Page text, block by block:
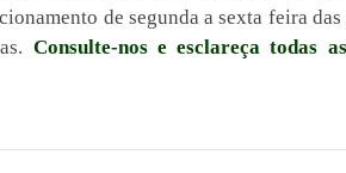
de segunda a sexta feira das
Consulte-nos e esclareça todas